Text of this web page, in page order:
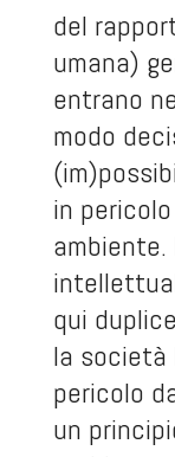
del
umana)
entrano
modo
in
qui
la società
pericolo
un